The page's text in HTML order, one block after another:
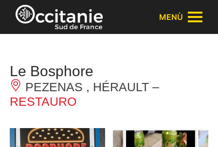
Pannello di gestione dei cookies
MENÙ
Le Bosphore
PEZENAS , HÉRAULT –
RESTAURO